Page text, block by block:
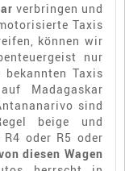
verbringen und
Taxis
können wir
nur
Taxis
Madagaskar
sind
beige und
oder R5 oder
diesen Wagen